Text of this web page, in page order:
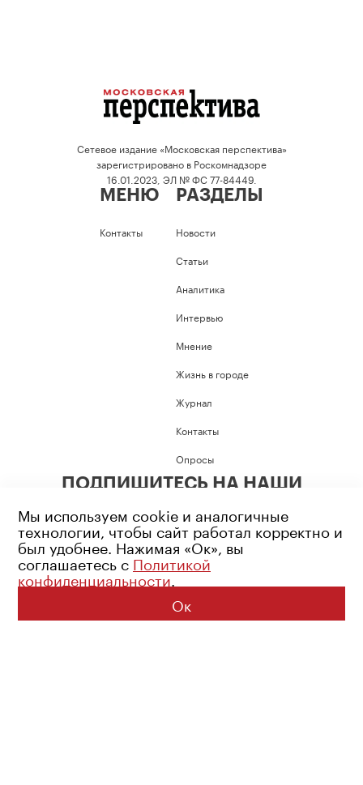
Сетевое издание «Московская перспектива»
зарегистрировано в Роскомнадзоре
16.01.2023, ЭЛ № ФС 77-84449.
МЕНЮ
Контакты
РАЗДЕЛЫ
Новости
Статьи
Аналитика
Интервью
Мнение
Жизнь в городе
Журнал
Контакты
Опросы
ПОДПИШИТЕСЬ НА НАШИ
Возрастное ограничение: 16+
Политика конфиденциальности
© 2026 Все права защищены
Мы используем cookie и аналогичные
технологии, чтобы сайт работал корректно и
был удобнее. Нажимая «Ок», вы
соглашаетесь с Политикой
конфиденциальности.
Ок